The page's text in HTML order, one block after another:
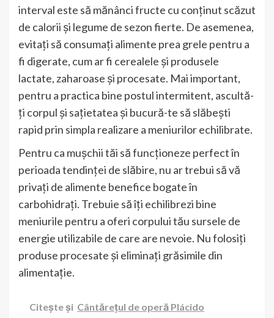
interval este să mănânci fructe cu conținut scăzut
de calorii și legume de sezon fierte. De asemenea,
evitați să consumați alimente prea grele pentru a
fi digerate, cum ar fi cerealele și produsele
lactate, zaharoase și procesate. Mai important,
pentru a practica bine postul intermitent, ascultă-
ți corpul și sațietatea și bucură-te să slăbești
rapid prin simpla realizare a meniurilor echilibrate.
Pentru ca mușchii tăi să funcționeze perfect în
perioada tendinței de slăbire, nu ar trebui să vă
privați de alimente benefice bogate în
carbohidrați. Trebuie să îți echilibrezi bine
meniurile pentru a oferi corpului tău sursele de
energie utilizabile de care are nevoie. Nu folosiți
produse procesate și eliminați grăsimile din
alimentație.
Citește și Cântărețul de operă Plácido